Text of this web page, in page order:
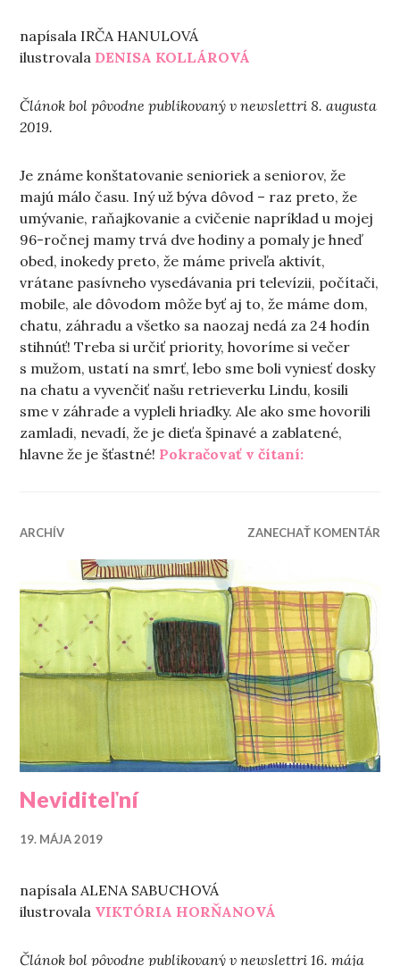
napísala IRČA HANULOVÁ
ilustrovala DENISA KOLLÁROVÁ
Článok bol pôvodne publikovaný v newslettri 8. augusta
2019.
Je známe konštatovanie senioriek a seniorov, že
majú málo času. Iný už býva dôvod – raz preto, že
umývanie, raňajkovanie a cvičenie napríklad u mojej
96-ročnej mamy trvá dve hodiny a pomaly je hneď
obed, inokedy preto, že máme priveľa aktivít,
vrátane pasívneho vysedávania pri televízii, počítači,
mobile, ale dôvodom môže byť aj to, že máme dom,
chatu, záhradu a všetko sa naozaj nedá za 24 hodín
stihnúť! Treba si určiť priority, hovoríme si večer
s mužom, ustatí na smrť, lebo sme boli vyniesť dosky
na chatu a vyvenčiť našu retrieverku Lindu, kosili
sme v záhrade a vypleli hriadky. Ale ako sme hovorili
zamladi, nevadí, že je dieťa špinavé a zablatené,
hlavne že je šťastné! Pokračovať v čítaní:„Nebáť sa
ARCHÍV ZANECHAŤ KOMENTÁR
Neviditeľní
19. MÁJA 2019
napísala ALENA SABUCHOVÁ
ilustrovala VIKTÓRIA HORŇANOVÁ
Článok bol pôvodne publikovaný v newslettri 16. mája